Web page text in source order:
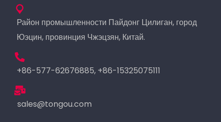
Район промышленности Пайдонг Цилиган, город
Юэцин, провинция Чжэцзян, Китай.
+86-577-62676885, +86-15325075111
sales@tongou.com